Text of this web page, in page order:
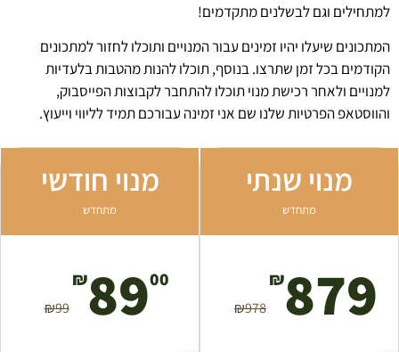
למתחילים וגם לבשלנים מתקדמים!
המתכונים שיעלו יהיו זמינים עבור המנויים ותוכלו לחזור למתכונים
הקודמים בכל זמן שתרצו. בנוסף, תוכלו להנות מהטבות בלעדיות
למנויים ולאחר רכישת מנוי תוכלו להתחבר לקבוצות הפייסבוק,
והווסטאפ הפרטיות שלנו שם אני זמינה עבורכם תמיד לליווי וייעוץ.
מנוי שנתי
מתחדש
₪978
₪879
מנוי חודשי
מתחדש
₪99
₪8900